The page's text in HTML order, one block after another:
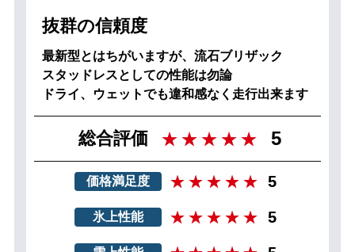
抜群の信頼度
最新型とはちがいますが、流石ブリザック
スタッドレスとしての性能は勿論
ドライ、ウェットでも違和感なく走行出来ます
総合評価 5
価格満足度 5
氷上性能 5